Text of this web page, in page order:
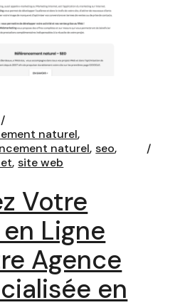
naturel
naturel seo
site web
Votre
Ligne
Agence
en